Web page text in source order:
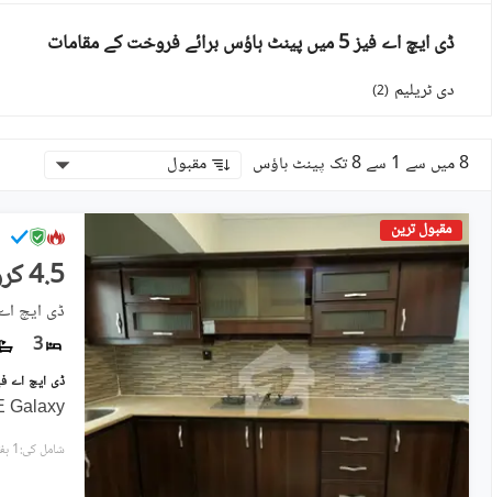
ڈی ایچ اے فیز 5 میں پینٹ ہاؤس برائے فروخت کے مقامات
دی ٹریلیم (
2
)
8 میں سے 1 سے 8 تک پینٹ ہاؤس مقبول
مقبول ترین
4.5 کروڑ
ڈی ایچ اے فیز 5, ڈی
3
Galaxy
شامل کی:1 ہفتہ پہل